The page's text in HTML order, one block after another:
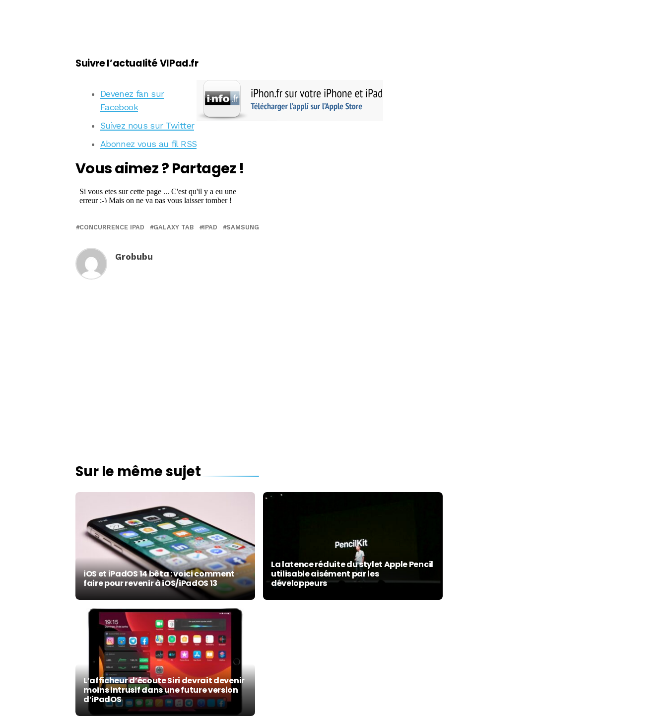
Suivre l’actualité VIPad.fr
Devenez fan sur
Facebook
Suivez nous sur Twitter
Abonnez vous au fil RSS
Vous aimez ? Partagez !
CONCURRENCE IPAD GALAXY TAB IPAD SAMSUNG
Grobubu
Sur le même sujet
iOS et iPadOS 14 bêta : voici comment
faire pour revenir à iOS/iPadOS 13
La latence réduite du stylet Apple Pencil
utilisable aisément par les
développeurs
L’afficheur d’écoute Siri devrait devenir
moins intrusif dans une future version
d’iPadOS